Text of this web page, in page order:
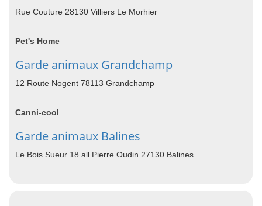
Rue Couture 28130 Villiers Le Morhier
Pet's Home
Garde animaux Grandchamp
12 Route Nogent 78113 Grandchamp
Canni-cool
Garde animaux Balines
Le Bois Sueur 18 all Pierre Oudin 27130 Balines